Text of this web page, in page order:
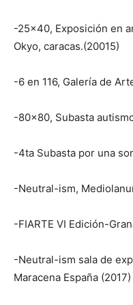
-25×40, Exposición en
Okyo, caracas.(20015)
-6 en 116, Galería de
-80×80, Subasta
-4ta Subasta por una
-Neutral-ism,
-FIARTE VI Edición-
-Neutral-ism sala de
Maracena España (2017)